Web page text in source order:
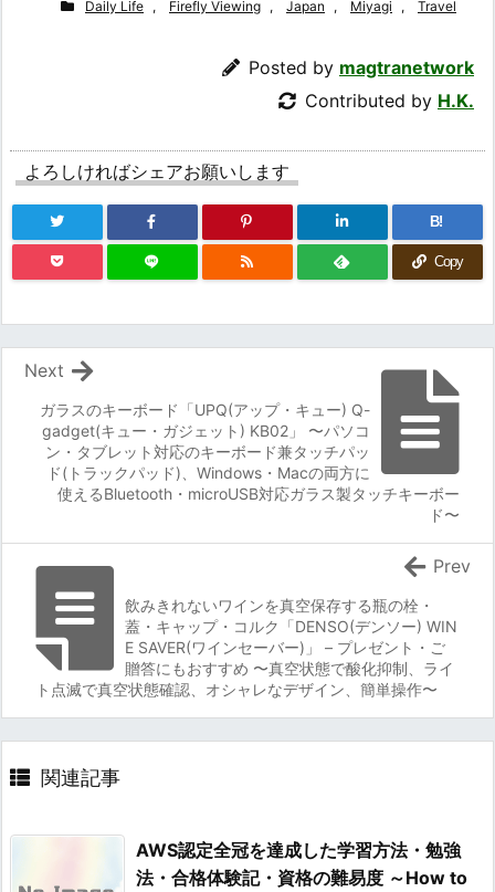
Daily Life , Firefly Viewing , Japan , Miyagi , Travel
Posted by magtranetwork
Contributed by H.K.
よろしければシェアお願いします
B!
Copy
ガラスのキーボード「UPQ(アップ・キュー) Q-
gadget(キュー・ガジェット) KB02」 〜パソコ
ン・タブレット対応のキーボード兼タッチパッ
ド(トラックパッド)、Windows・Macの両方に
使えるBluetooth・microUSB対応ガラス製タッチキーボー
ド〜
Next
飲みきれないワインを真空保存する瓶の栓・
蓋・キャップ・コルク「DENSO(デンソー) WIN
E SAVER(ワインセーバー)」 – プレゼント・ご
贈答にもおすすめ 〜真空状態で酸化抑制、ライ
ト点滅で真空状態確認、オシャレなデザイン、簡単操作〜
Prev
関連記事
AWS認定全冠を達成した学習方法・勉強
法・合格体験記・資格の難易度 ～How to